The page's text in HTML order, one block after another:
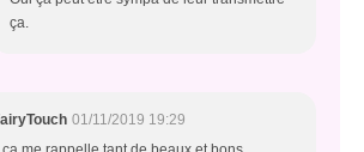
ça.
01/11/2019 19:29